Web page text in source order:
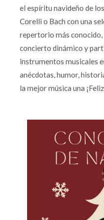
el espíritu navideño de
Corelli o Bach con una
repertorio más
concierto dinámico y
instrumentos musicales
anécdotas, humor,
la mejor música una